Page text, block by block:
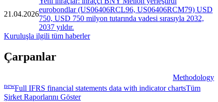
21.04.2026
eurobondlar (US06406RCL96, US06406RCM79) USD
750, USD 750 milyon tutarında vadesi sırasıyla 2032,
2037 yıldır.
Kuruluşla ilgili tüm haberler
Çarpanlar
Methodology
newFull IFRS financial statements data with indicator chartsTüm
Şirket Raporlarını Göster